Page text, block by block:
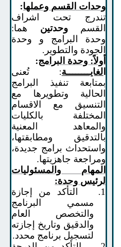
وحدات القسم وعملها:
تندرج تحت اشراف
القسموحدتينهما:
وحدة البرامج و وحدة
الجودة والتطوير.
أولاً: وحدة البرامج:
لغايــــــــة: تُعنى
بمتابعة تنفيذ البرامج
الحالية وتطويرها مع
التنسيق مع الاقسام
المختلفة بالكليات
والمعاهد المعنية
بالتدقيق ومطابقتها،
واستحداث برامج جديدة،
ومراجعة جاهزيتها.
المهام والمسئوليات
لرئيس وحدة:
التأكد من إجازة
مسمي البرنامج
والتخصص العام
والدقيق وتاريخ إجازته
لتسجيل برنامج محدد.